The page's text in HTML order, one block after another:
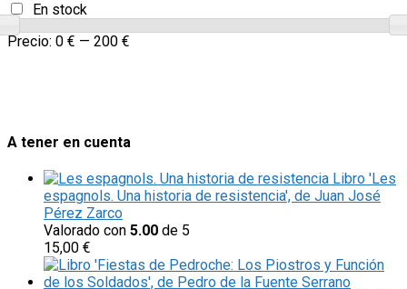
En stock
Precio: 0 € — 200 €
A tener en cuenta
Libro 'Les
espagnols. Una historia de resistencia', de Juan José
Pérez Zarco
Valorado con 5.00 de 5
15,00 €